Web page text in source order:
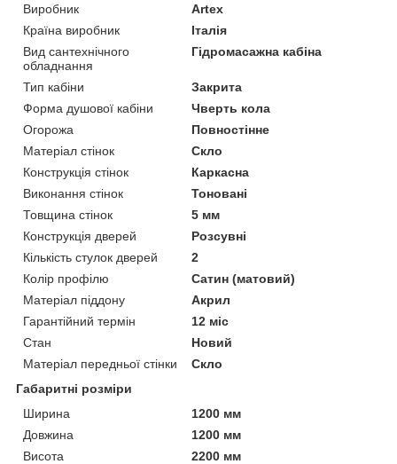
Виробник
Artex
Країна виробник
Італія
Вид сантехнічного
обладнання
Гідромасажна кабіна
Тип кабіни
Закрита
Форма душової кабіни
Чверть кола
Огорожа
Повностінне
Матеріал стінок
Скло
Конструкція стінок
Каркасна
Виконання стінок
Тоновані
Товщина стінок
5 мм
Конструкція дверей
Розсувні
Кількість стулок дверей
2
Колір профілю
Сатин (матовий)
Матеріал піддону
Акрил
Гарантійний термін
12 міс
Стан
Новий
Матеріал передньої стінки
Скло
Габаритні розміри
Ширина
1200 мм
Довжина
1200 мм
Висота
2200 мм